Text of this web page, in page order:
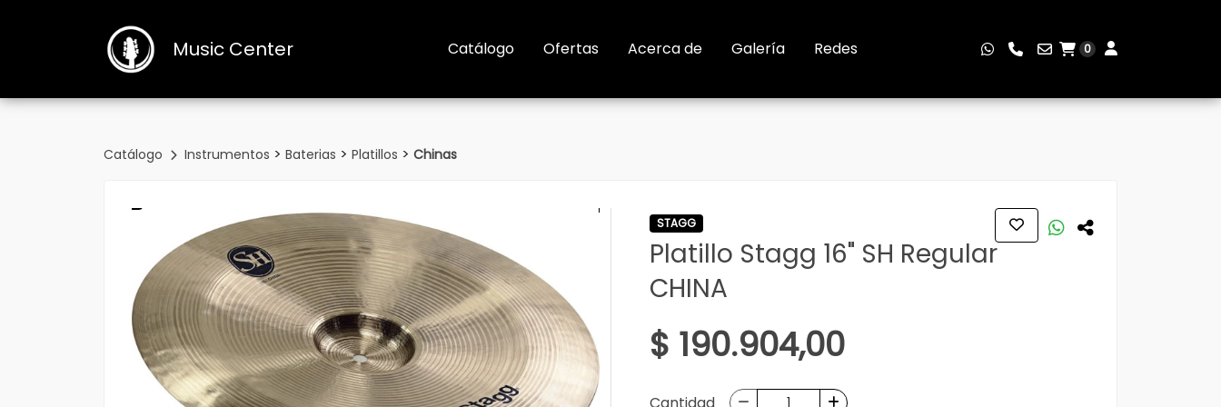
Music Center Catálogo Ofertas Acerca de Galería Redes 0
Catálogo Instrumentos > Baterias > Platillos > Chinas
STAGG
Platillo Stagg 16" SH Regular
CHINA
$ 190.904,00
Cantidad